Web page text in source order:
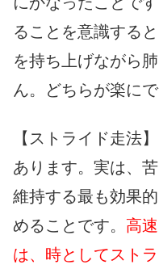
ることを意識する
を持ち上げながら
ん。どちらが楽に
【ストライド走法】
あります。実は、
維持する最も効果
めることです。 高
は、時としてスト